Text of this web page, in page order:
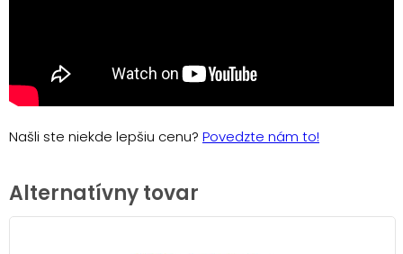
Našli ste niekde lepšiu cenu? Povedzte nám to!
Alternatívny tovar